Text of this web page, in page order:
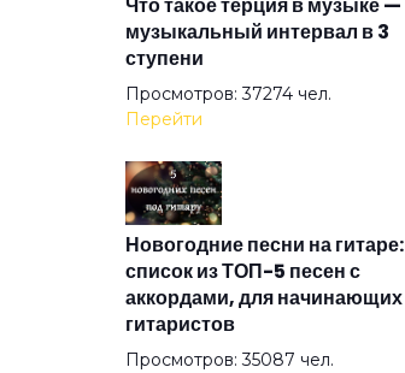
Зима
Катится
Конверт
Космос
Мама
Что такое терция в музыке —
музыкальный интервал в 3
ступени
Просмотров: 37274 чел.
Перейти
Новогодние песни на гитаре:
список из ТОП-5 песен с
аккордами, для начинающих
гитаристов
Просмотров: 35087 чел.